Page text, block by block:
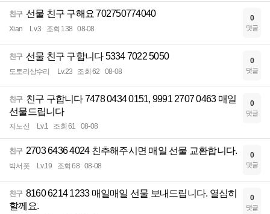
친구 선물 친구 구해요 702750774040
Xian Lv.3 조회 138 08-08
0
댓글
친구 선물 친구 구합니다 5334 7022 5050
도토리상수리 Lv.23 조회 62 08-08
0
댓글
친구 친구 구합니다 7478 0434 0151, 9991 2707 0463 매일
선물드립니다
지노신 Lv.1 조회 61 08-08
0
댓글
친구 2703 6436 4024 친추해주시면 매일 선물 교환합니다.
박서폿 Lv.19 조회 68 08-08
0
댓글
친구 8160 6214 1233 매일매일 선물 보내드립니다. 열심히
할께요.
0
댓글